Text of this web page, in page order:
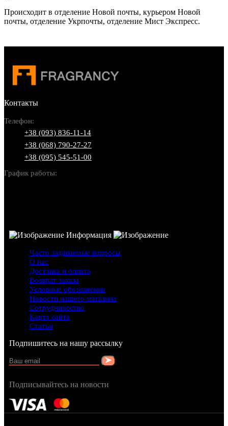
Происходит в отделение Новой почты, курьером Новой
почты, отделение Укрпочты, отделение Мист Экспресс.
Контакты
Телефон:
+38 (093) 836-11-14
+38 (068) 790-27-27
+38 (095) 545-51-00
График работы:
Информация
Часто задаваемые вопросы
О нас
Доставка и оплата
Возврат заказа
Условные обозначения
Новости нашего магазина
Сотрудничество
Карта сайта
Статьи
Подпишитесь на нашу рассылку
Подписывайтесь на новости